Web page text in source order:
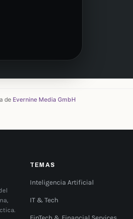
de Evernine Media GmbH
TEMAS
Inteligencia Artificial
IT & Tech